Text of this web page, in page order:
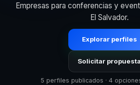
Empresas para conferencias y
El Salvador.
Explorar perfiles
Solicitar propuesta
5 perfiles publicados · 4